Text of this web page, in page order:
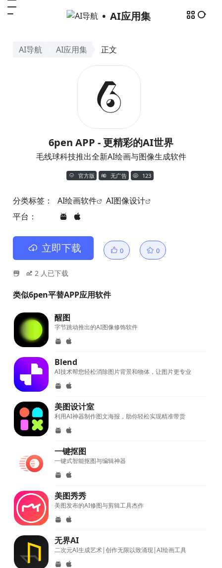
AI应用集
AI导航 AI应用集 正文
6pen APP - 更精彩的AI世界
毛线球科技推出全新AI绘画与图像生成软件
官方版 无广告 123
分类标签： AI绘画软件
AI图像设计
平台：
立即下载 0 0
2 人已下载
类似6pen平替APP应用软件
醒图
字节跳动推出的AI图像修饰软件
Blend
AI技术帮您轻松消除图片背景和物体，让图片更专业
美图设计室
利用AI神器制作图文海报，助你轻松实现精准带货
一键抠图
一键式智能抠图与编辑神器
美图秀秀
美图发布的AI修图与剪辑工具杰作
无界AI
二次元AI生成艺术|创作无限以致涌现|AI绘画工具